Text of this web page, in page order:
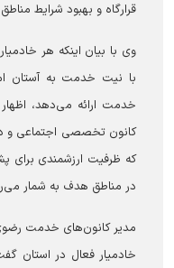
قرارگاه و بهبود شرایط
با نیت خدمت به آستان
خدمت ارائه می‌دهد،
کانون تخصصی اجتماعی و
که ظرفیت ارزشمندی برای
در مناطق هدف به شمار
مدیر کانون‌های خدمت رضوی